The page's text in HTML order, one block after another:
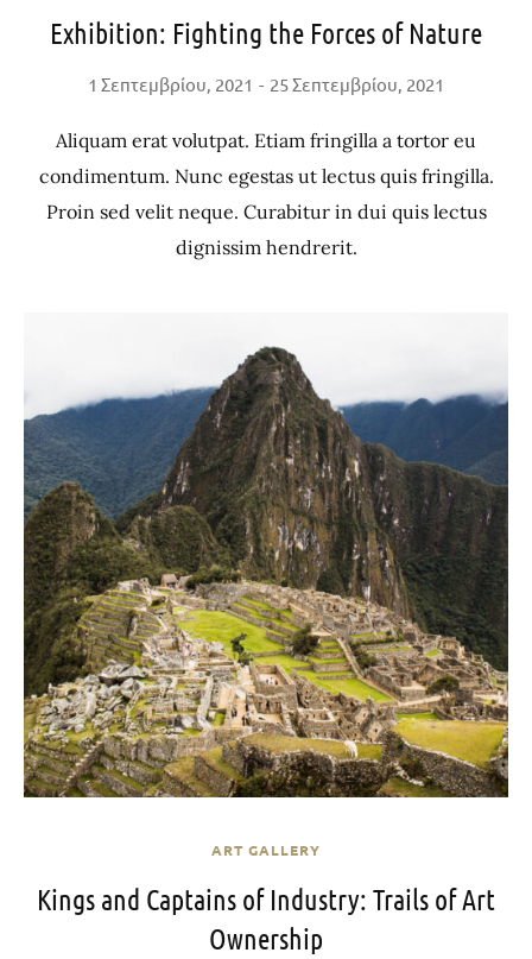
Exhibition: Fighting the Forces of Nature
1 Σεπτεμβρίου, 2021 25 Σεπτεμβρίου, 2021
Aliquam erat volutpat. Etiam fringilla a tortor eu
condimentum. Nunc egestas ut lectus quis fringilla.
Proin sed velit neque. Curabitur in dui quis lectus
dignissim hendrerit.
ART GALLERY
Kings and Captains of Industry: Trails of Art
Ownership